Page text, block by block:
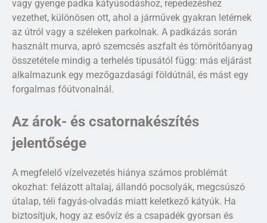
vagy gyenge padka kátyúsodáshoz, repedezéshez
vezethet, különösen ott, ahol a járművek gyakran letérnek
az útról vagy a széleken parkolnak. A padkázás során
használt murva, apró szemcsés aszfalt és tömörítőanyag
összetétele mindig a terhelés típusától függ: más eljárást
alkalmazunk egy mezőgazdasági földútnál, és mást egy
forgalmas főútvonalnál.
Az árok- és csatornakészítés
jelentősége
A megfelelő vízelvezetés hiánya számos problémát
okozhat: felázott altalaj, állandó pocsolyák, megcsúszó
útalap, téli fagyás-olvadás miatt keletkező kátyúk. Ha
biztosítjuk, hogy az esővíz és a csapadék gyorsan és